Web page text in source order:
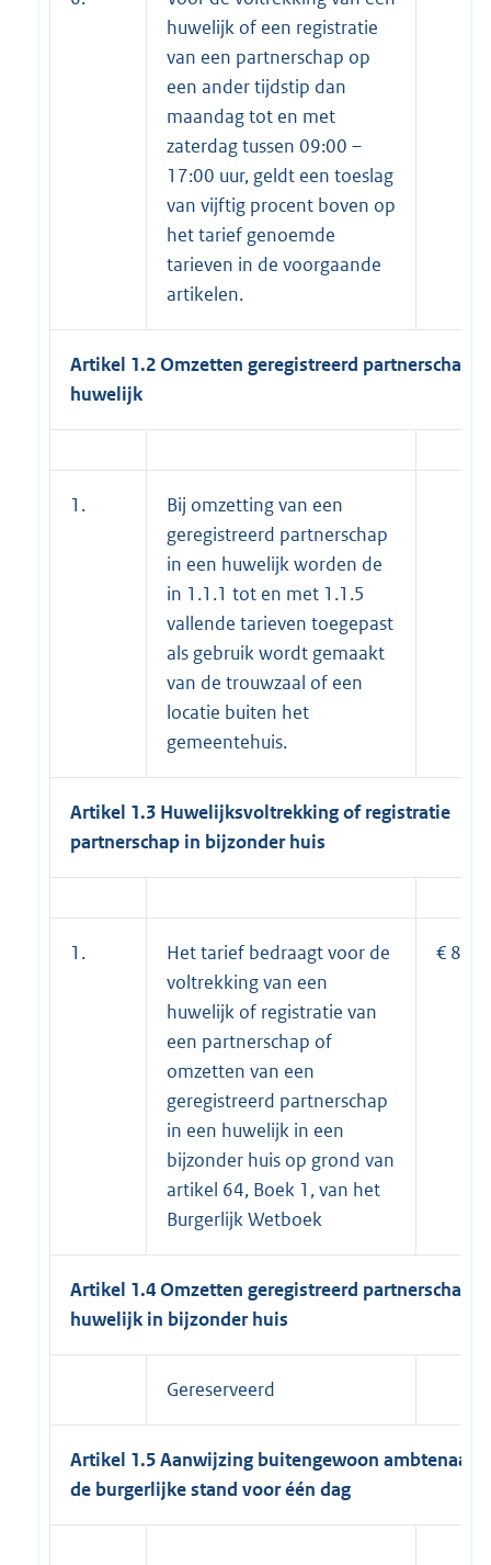
huwelijk of een registratie
van een partnerschap op
een ander tijdstip dan
maandag tot en met
zaterdag tussen 09:00 –
17:00 uur, geldt een toeslag
van vijftig procent boven op
het tarief genoemde
tarieven in de voorgaande
artikelen.
Artikel 1.2 Omzetten geregistreerd partnerschap
huwelijk
1.
Bij omzetting van een
geregistreerd partnerschap
in een huwelijk worden de
in 1.1.1 tot en met 1.1.5
vallende tarieven toegepast
als gebruik wordt gemaakt
van de trouwzaal of een
locatie buiten het
gemeentehuis.
Artikel 1.3 Huwelijksvoltrekking of registratie
partnerschap in bijzonder huis
1.
Het tarief bedraagt voor de
voltrekking van een
huwelijk of registratie van
een partnerschap of
omzetten van een
geregistreerd partnerschap
in een huwelijk in een
bijzonder huis op grond van
artikel 64, Boek 1, van het
Burgerlijk Wetboek
€
Artikel 1.4 Omzetten geregistreerd partnerschap
huwelijk in bijzonder huis
Gereserveerd
Artikel 1.5 Aanwijzing buitengewoon ambtenaar
de burgerlijke stand voor één dag